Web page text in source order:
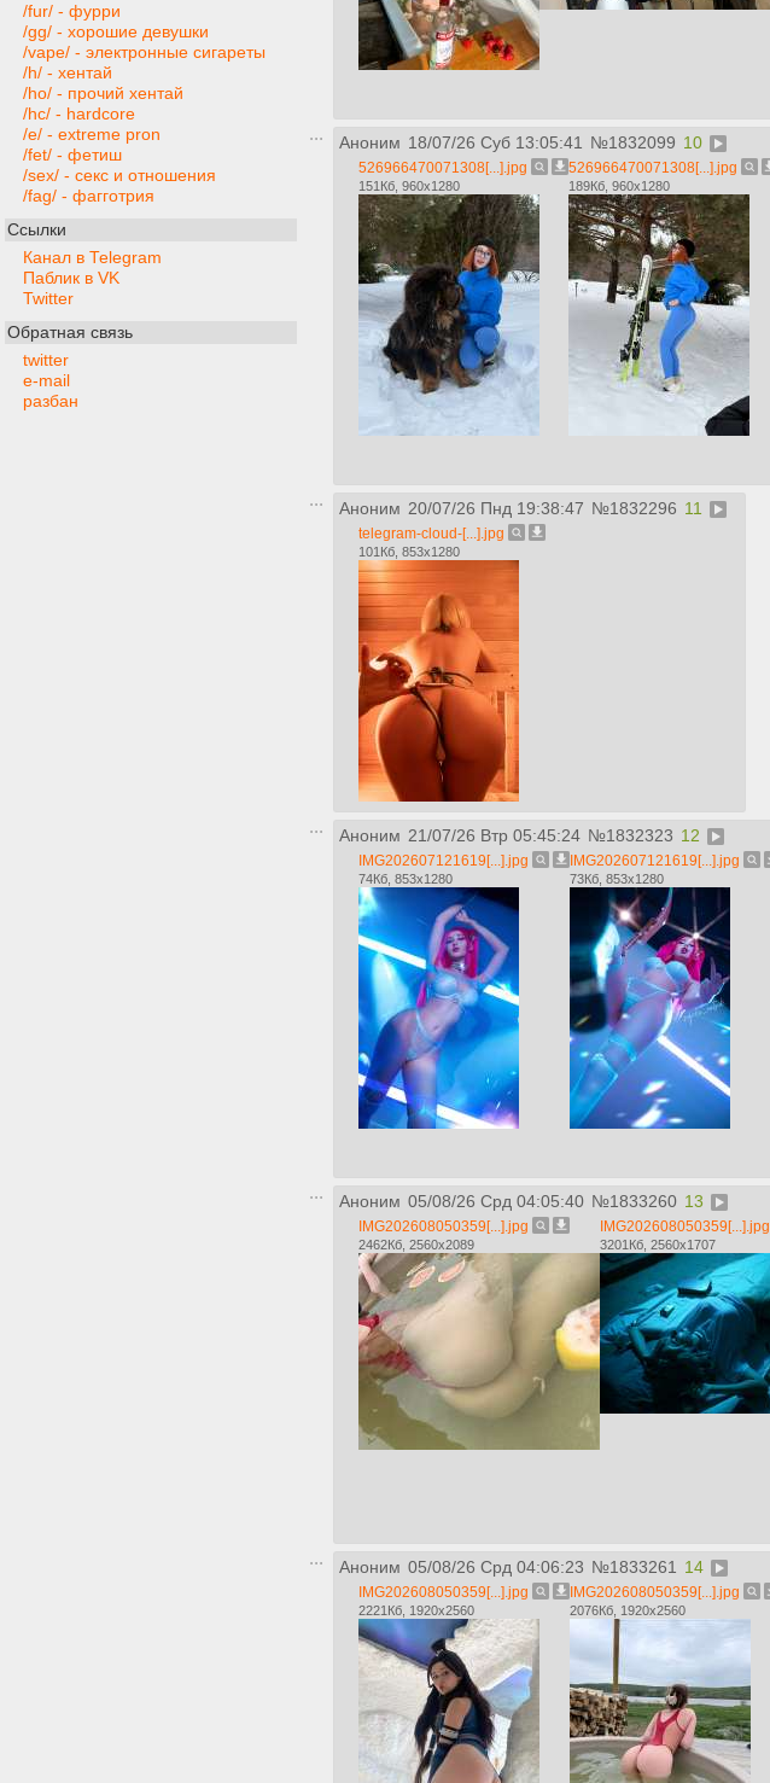
/fur/ - фурри
/gg/ - хорошие девушки
/vape/ - электронные сигареты
/h/ - хентай
/ho/ - прочий хентай
/hc/ - hardcore
/e/ - extreme pron
/fet/ - фетиш
/sex/ - секс и отношения
/fag/ - фагготрия
Ссылки
Канал в Telegram
Паблик в VK
Twitter
Обратная связь
twitter
e-mail
разбан
Аноним 18/07/26 Суб 13:05:41 №1832099 10
526966470071308[...].jpg
151Кб, 960x1280
526966470071308[...].jpg
189Кб, 960x1280
Аноним 20/07/26 Пнд 19:38:47 №1832296 11
telegram-cloud-[...].jpg
101Кб, 853x1280
Аноним 21/07/26 Втр 05:45:24 №1832323 12
IMG202607121619[...].jpg
74Кб, 853x1280
IMG202607121619[...].jpg
73Кб, 853x1280
Аноним 05/08/26 Срд 04:05:40 №1833260 13
IMG202608050359[...].jpg
2462Кб, 2560x2089
IMG202608050359[...].jpg
3201Кб, 2560x1707
Аноним 05/08/26 Срд 04:06:23 №1833261 14
IMG202608050359[...].jpg
2221Кб, 1920x2560
IMG202608050359[...].jpg
2076Кб, 1920x2560